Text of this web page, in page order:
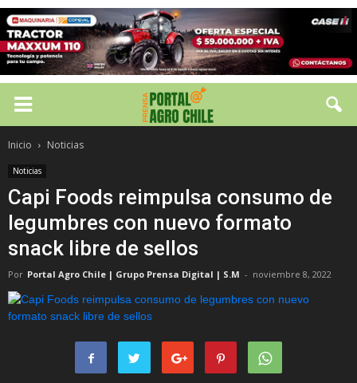
Inicio Noticias
Noticias
Capi Foods reimpulsa consumo de
legumbres con nuevo formato
snack libre de sellos
Por Portal Agro Chile | Grupo Prensa Digital | S.M - noviembre 8, 2022